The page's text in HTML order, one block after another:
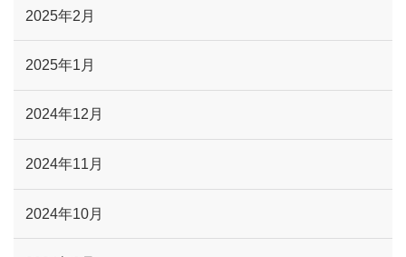
2025年2月
2025年1月
2024年12月
2024年11月
2024年10月